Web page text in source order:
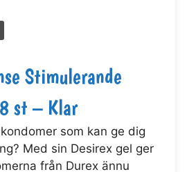
Stimulerande
st – Klar
som kan ge dig
Med sin Desirex gel ger
från Durex ännu